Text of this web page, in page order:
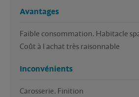
Avantages
Faible consommation. Habitacle
Coût à l achat très raisonnable
Inconvénients
Carosserie. Finition